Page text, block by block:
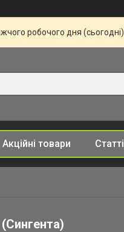
робочого дня (сьогодні).
Акційні товари Статті